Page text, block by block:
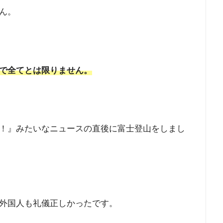
。
全てとは限りません。
』みたいなニュースの直後に富士登山をしまし
国人も礼儀正しかったです。